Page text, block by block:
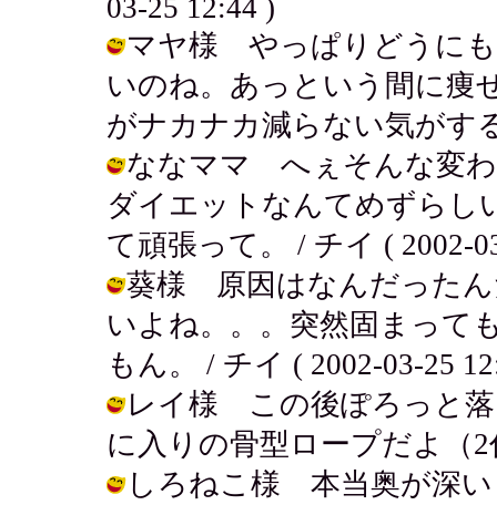
03-25 12:44 )
マヤ様 やっぱりどうに
いのね。あっという間に痩
がナカナカ減らない気がす
ななママ へぇそんな変
ダイエットなんてめずらし
て頑張って。 / チイ ( 2002-
葵様 原因はなんだったん
いよね。。。突然固まって
もん。 / チイ ( 2002-03-25
レイ様 この後ぽろっと落
に入りの骨型ロープだよ（2
しろねこ様 本当奥が深い